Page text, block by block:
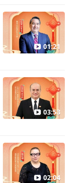
01:21
03:53
02:04